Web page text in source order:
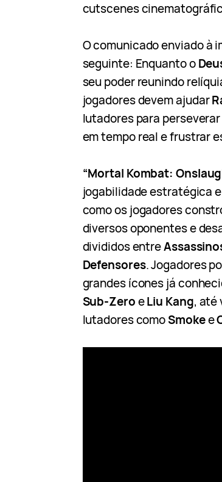
cutscenes
O comunicado enviado à
seguinte: Enquanto o
seu poder reunindo
jogadores devem ajudar
lutadores para
em tempo real e frustrar
“Mortal Kombat:
jogabilidade estratégica
como os jogadores
diversos oponentes e
divididos entre
Defensores. Jogadores
grandes ícones já
Sub-ZeroeLiu Kang, até
lutadores comoSmokee